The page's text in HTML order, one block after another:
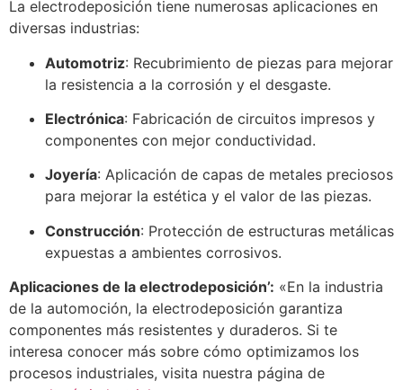
La electrodeposición tiene numerosas aplicaciones en
diversas industrias:
Automotriz: Recubrimiento de piezas para mejorar
la resistencia a la corrosión y el desgaste.
Electrónica: Fabricación de circuitos impresos y
componentes con mejor conductividad.
Joyería: Aplicación de capas de metales preciosos
para mejorar la estética y el valor de las piezas.
Construcción: Protección de estructuras metálicas
expuestas a ambientes corrosivos.
Aplicaciones de la electrodeposición’: «En la industria
de la automoción, la electrodeposición garantiza
componentes más resistentes y duraderos. Si te
interesa conocer más sobre cómo optimizamos los
procesos industriales, visita nuestra página de